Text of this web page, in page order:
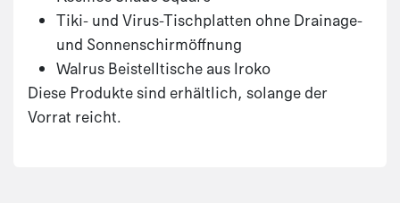
Tiki- und Virus-Tischplatten ohne Drainage-
und Sonnenschirmöffnung
Walrus Beistelltische aus Iroko
Diese Produkte sind erhältlich, solange der
Vorrat reicht.